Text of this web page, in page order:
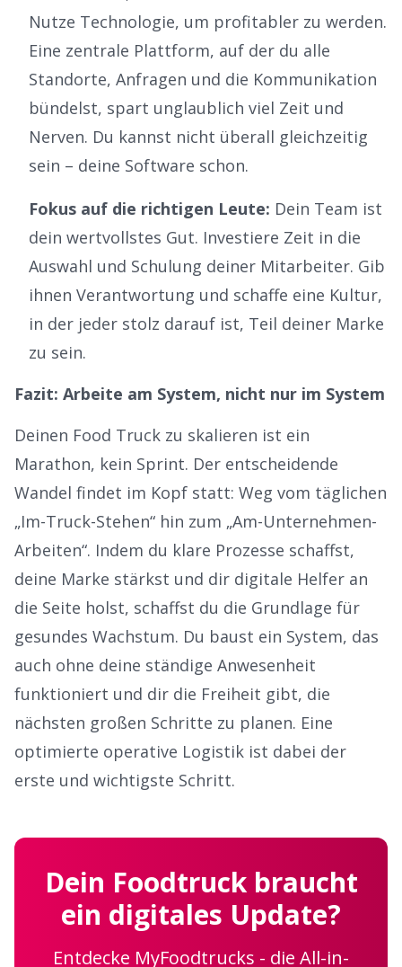
Nutze Technologie, um profitabler zu werden.
Eine zentrale Plattform, auf der du alle
Standorte, Anfragen und die Kommunikation
bündelst, spart unglaublich viel Zeit und
Nerven. Du kannst nicht überall gleichzeitig
sein – deine Software schon.
Fokus auf die richtigen Leute: Dein Team ist
dein wertvollstes Gut. Investiere Zeit in die
Auswahl und Schulung deiner Mitarbeiter. Gib
ihnen Verantwortung und schaffe eine Kultur,
in der jeder stolz darauf ist, Teil deiner Marke
zu sein.
Fazit: Arbeite am System, nicht nur im System
Deinen Food Truck zu skalieren ist ein
Marathon, kein Sprint. Der entscheidende
Wandel findet im Kopf statt: Weg vom täglichen
„Im-Truck-Stehen“ hin zum „Am-Unternehmen-
Arbeiten“. Indem du klare Prozesse schaffst,
deine Marke stärkst und dir digitale Helfer an
die Seite holst, schaffst du die Grundlage für
gesundes Wachstum. Du baust ein System, das
auch ohne deine ständige Anwesenheit
funktioniert und dir die Freiheit gibt, die
nächsten großen Schritte zu planen. Eine
optimierte operative Logistik ist dabei der
erste und wichtigste Schritt.
Dein Foodtruck braucht
ein digitales Update?
Entdecke MyFoodtrucks - die All-in-